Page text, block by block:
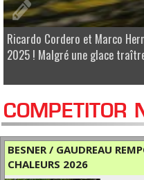
Ricardo Cordero et Marco
2025 ! Malgré une glace
COMPETITOR
BESNER / GAUDREAU
CHALEURS 2026